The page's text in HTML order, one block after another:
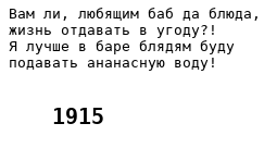
Вам ли, любящим баб да блюда,
жизнь отдавать в угоду?!
Я лучше в баре блядям буду
подавать ананасную воду!
1915